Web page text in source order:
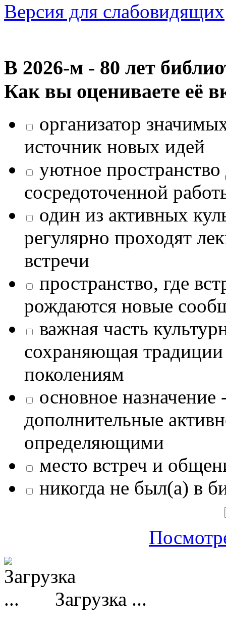
Версия для слабовидящих
В 2026‑м - 80 лет
Как вы оцениваете её
организатор
источник новых идей
уютное
сосредоточенной
один из активных
регулярно проходят
встречи
пространство, где
рождаются новые
важная часть
сохраняющая
поколениям
основное назначение
дополнительные
определяющими
место встреч и
никогда не был(а) в
Загрузка ...